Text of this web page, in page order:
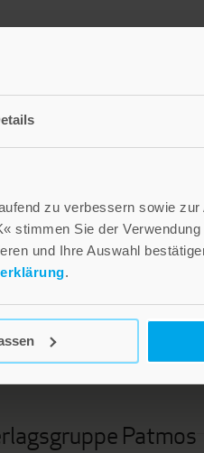
zu verbessern sowie
stimmen Sie der
und Ihre Auswahl
.
NEWSLETTER
Patmos